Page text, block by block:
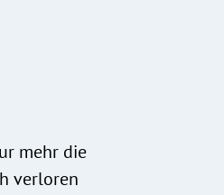
mehr die
verloren